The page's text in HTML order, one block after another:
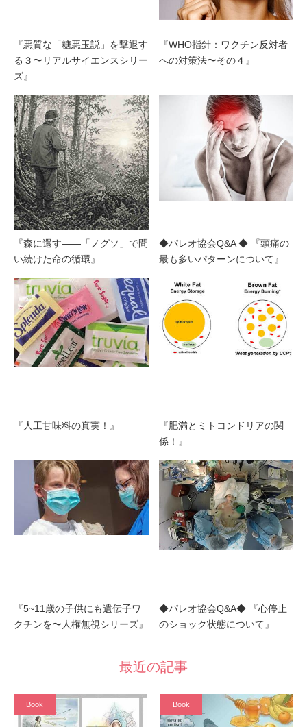
『悪質な「糖悪玉説」を撃退す
る３〜リアルサイエンスシリー
ズ』
『WHO指針：ワクチン反対者
への対策法〜その４』
『森に還す——「ノグソ」で問
い続けた命の循環』
◆パレオ協会Q&A ◆ 『頭痛の
最も多いパターンについて』
『人工甘味料の真実！』
『肥満とミトコンドリアの関
係！』
『5~11歳の子供にも遺伝子ワ
クチンを〜人権無視シリーズ』
◆パレオ協会Q&A◆ 『心停止
のショック状態について』
最近の記事
Book Book